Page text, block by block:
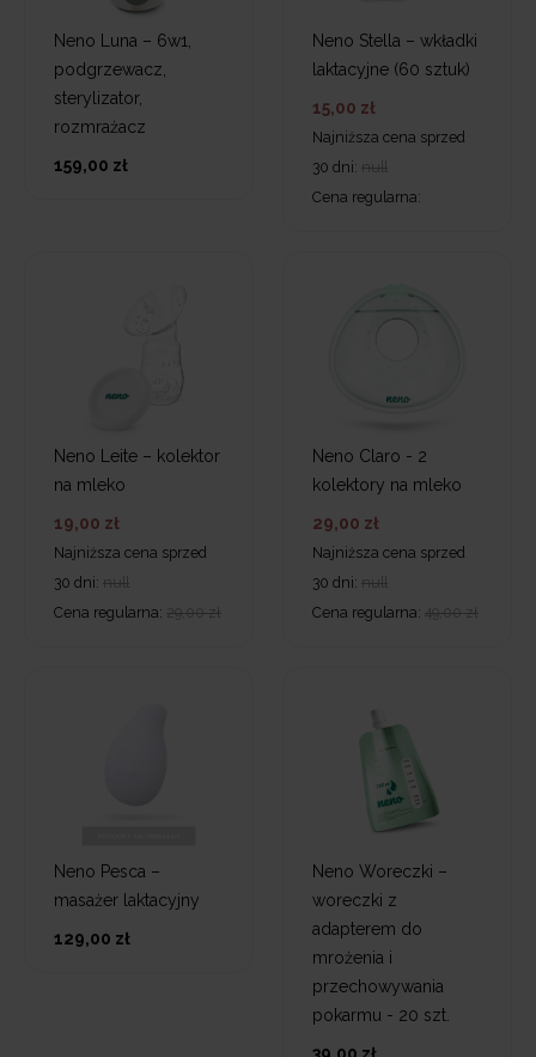
Neno Luna – 6w1,
podgrzewacz,
sterylizator,
rozmrażacz
159,00 zł
Neno Stella – wkładki
laktacyjne (60 sztuk)
15,00 zł
Najniższa cena sprzed
30 dni: null
Cena regularna:
Neno Leite – kolektor
na mleko
19,00 zł
Najniższa cena sprzed
30 dni: null
Cena regularna: 29,00 zł
Neno Claro - 2
kolektory na mleko
29,00 zł
Najniższa cena sprzed
30 dni: null
Cena regularna: 49,00 zł
Neno Pesca –
masażer laktacyjny
129,00 zł
Neno Woreczki –
woreczki z
adapterem do
mrożenia i
przechowywania
pokarmu - 20 szt.